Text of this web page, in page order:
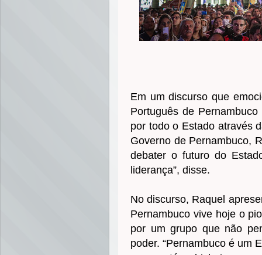
Em um discurso que
Português de
por todo o Estado através
Governo de Pernambuco,
debater o futuro do
liderança”, disse.
No discurso, Raquel
Pernambuco vive hoje o
por um grupo que não
poder. “Pernambuco é um